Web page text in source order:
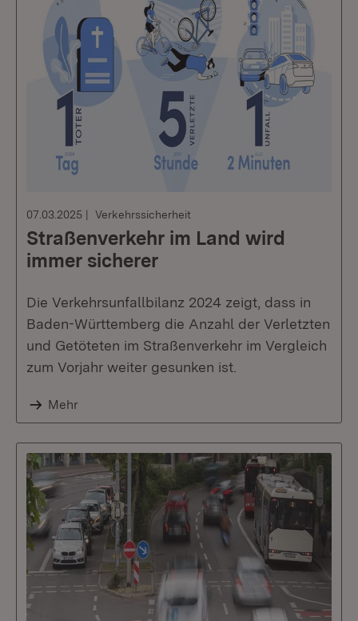
07.03.2025 Verkehrssicherheit
Straßenverkehr im Land wird
immer sicherer
Die Verkehrsunfallbilanz 2024 zeigt, dass in
Baden-Württemberg die Anzahl der Verletzten
und Getöteten im Straßenverkehr im Vergleich
zum Vorjahr weiter gesunken ist.
Mehr